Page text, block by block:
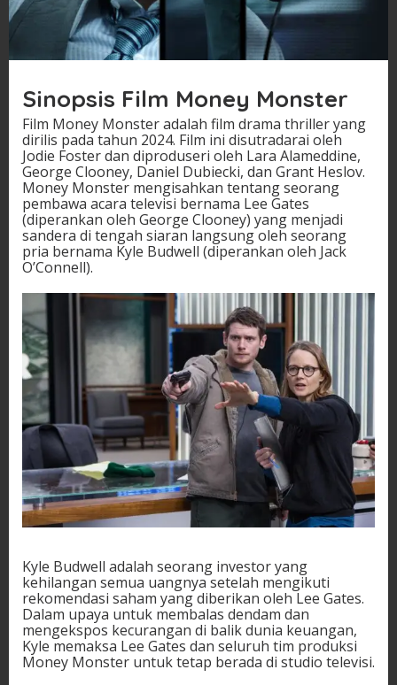
Sinopsis Film Money Monster
Film Money Monster adalah film drama thriller yang
dirilis pada tahun 2024. Film ini disutradarai oleh
Jodie Foster dan diproduseri oleh Lara Alameddine,
George Clooney, Daniel Dubiecki, dan Grant Heslov.
Money Monster mengisahkan tentang seorang
pembawa acara televisi bernama Lee Gates
(diperankan oleh George Clooney) yang menjadi
sandera di tengah siaran langsung oleh seorang
pria bernama Kyle Budwell (diperankan oleh Jack
O’Connell).
Kyle Budwell adalah seorang investor yang
kehilangan semua uangnya setelah mengikuti
rekomendasi saham yang diberikan oleh Lee Gates.
Dalam upaya untuk membalas dendam dan
mengekspos kecurangan di balik dunia keuangan,
Kyle memaksa Lee Gates dan seluruh tim produksi
Money Monster untuk tetap berada di studio televisi.